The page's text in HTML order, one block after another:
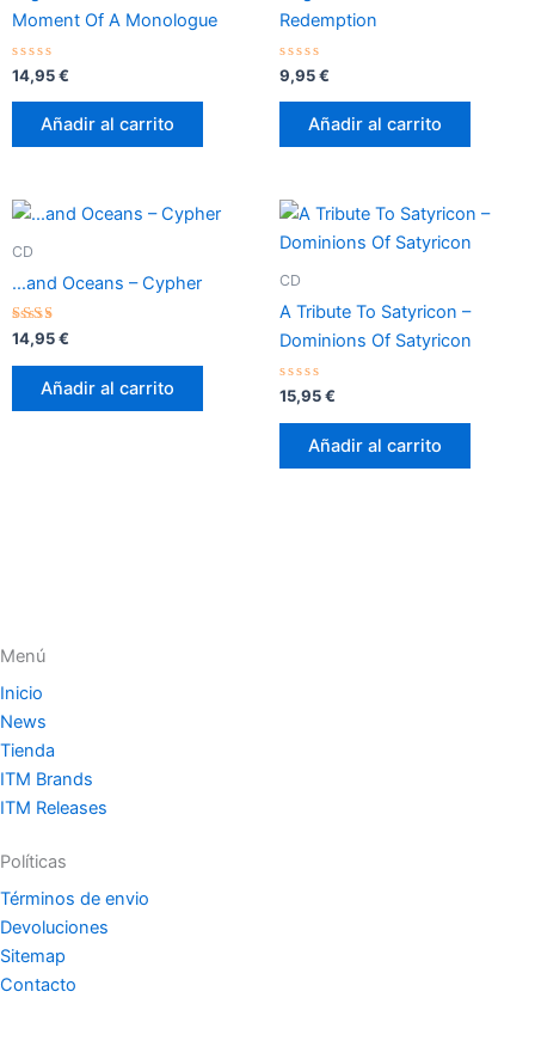
Moment Of A Monologue
Valorado
con
0
14,95€
Añadir al carrito
Redemption
Valorado
con
0
9,95€
Añadir al carrito
CD
…and Oceans – Cypher
Valorado
con
2.33
de 5
14,95€
Añadir al carrito
CD
A Tribute To Satyricon –
Dominions Of Satyricon
Valorado
con
0
15,95€
Añadir al carrito
Menú
Inicio
News
Tienda
ITM Brands
ITM Releases
Políticas
Términos de envio
Devoluciones
Sitemap
Contacto